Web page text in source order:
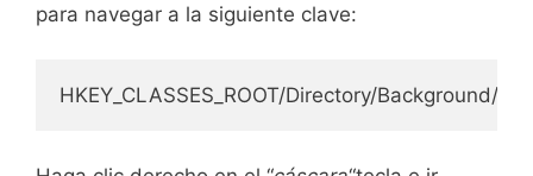
para navegar a la siguiente clave:
HKEY_CLASSES_ROOT/Directory/Background/